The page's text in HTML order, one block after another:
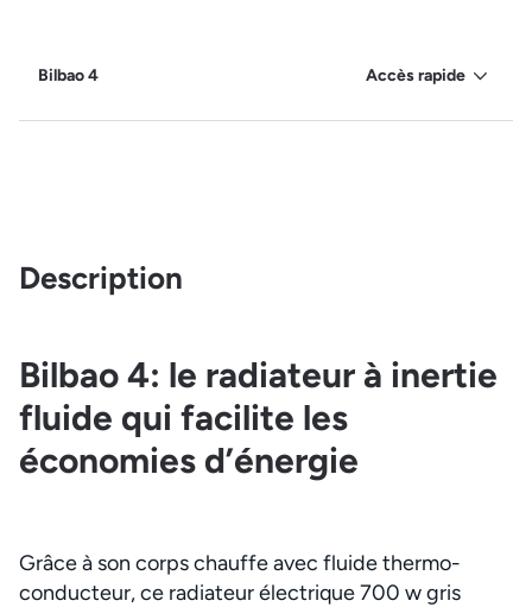
Bilbao 4 Accès rapide
Description
Bilbao 4: le radiateur à inertie
fluide qui facilite les
économies d’énergie
Grâce à son corps chauffe avec fluide thermo-
conducteur, ce radiateur électrique 700 w gris